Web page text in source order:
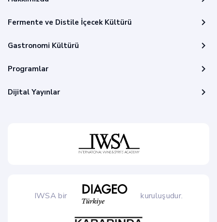
Fermente ve Distile İçecek Kültürü chevron_right
Gastronomi Kültürü chevron_right
Programlar chevron_right
Dijital Yayınlar chevron_right
IWSA bir kuruluşudur.